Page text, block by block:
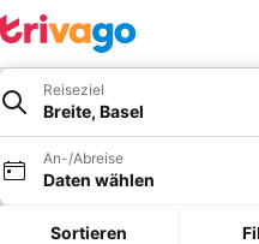
Reiseziel
Breite, Basel
An-/Abreise
Daten wählen
Sortieren